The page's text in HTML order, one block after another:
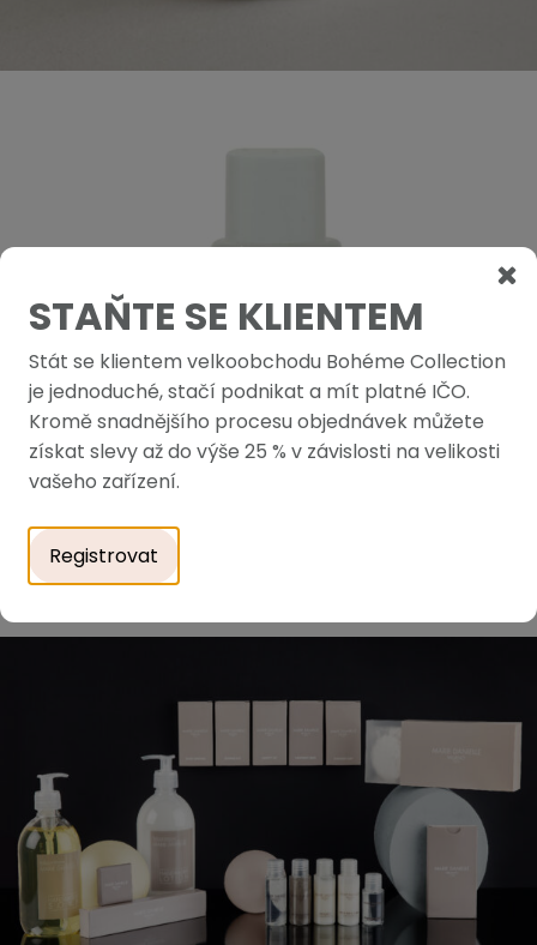
STAŇTE SE KLIENTEM
Stát se klientem velkoobchodu Bohéme Collection
je jednoduché, stačí podnikat a mít platné IČO.
Kromě snadnějšího procesu objednávek můžete
získat slevy až do výše 25 % v závislosti na velikosti
vašeho zařízení.
Registrovat